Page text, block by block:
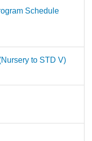
Schedule
to STD V)